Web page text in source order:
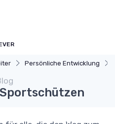
Persönliche Entwicklung
Sportschützen